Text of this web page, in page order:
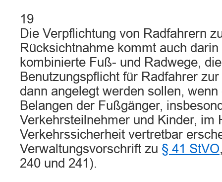
19
Die Verpflichtung von Radfahrern
Rücksichtnahme kommt auch
kombinierte Fuß- und Radwege,
Benutzungspflicht für Radfahrer
dann angelegt werden sollen,
Belangen der Fußgänger,
Verkehrsteilnehmer und Kinder, im
Verkehrssicherheit vertretbar
Verwaltungsvorschrift zu § 41 StVO
240 und 241).